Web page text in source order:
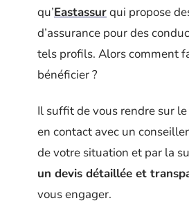
qu’Eastassurqui propose
d’assurance pour des
tels profils. Alors comment
bénéficier ?
Il suffit de vous rendre sur
en contact avec un
de votre situation et par la
un devis détaillée et
vous engager.